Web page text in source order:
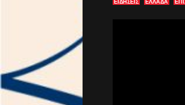
ΕΙΔΗΣΕΙΣ ΕΛΛΑΔΑ